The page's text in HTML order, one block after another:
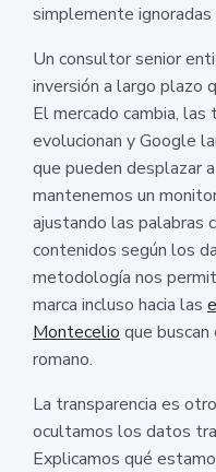
simplemente
Un consultor senior
inversión a largo plazo
El mercado cambia, las
evolucionan y Google
que pueden desplazar
mantenemos un
ajustando las palabras
contenidos según los
metodología nos
marca incluso hacia las
Montecelio que
romano.
La transparencia es
ocultamos los datos
Explicamos qué